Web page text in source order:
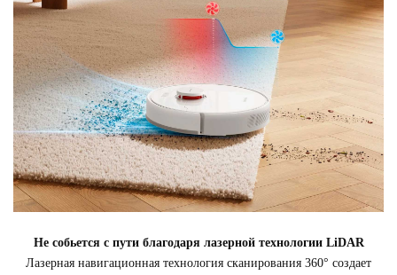
Не собьется с пути благодаря лазерной технологии LiDAR
Лазерная навигационная технология сканирования 360° создает